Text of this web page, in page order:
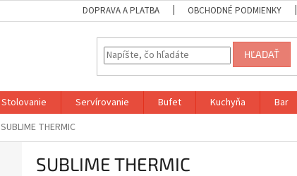
DOPRAVA A PLATBA OBCHODNÉ PODMIENKY
HĽADAŤ
Stolovanie Servírovanie Bufet Kuchyňa Bar
SUBLIME THERMIC
SUBLIME THERMIC